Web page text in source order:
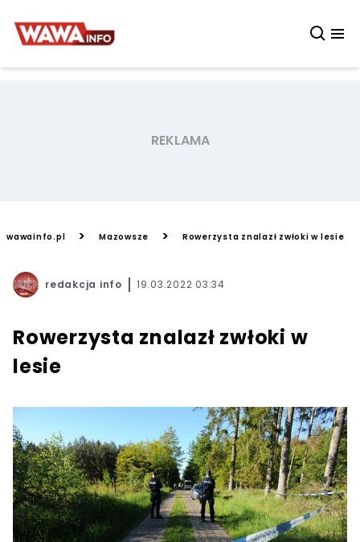
wawainfo.pl > Mazowsze > Rowerzysta znalazł zwłoki w lesie
redakcja info 19.03.2022 03:34
Rowerzysta znalazł zwłoki w
lesie